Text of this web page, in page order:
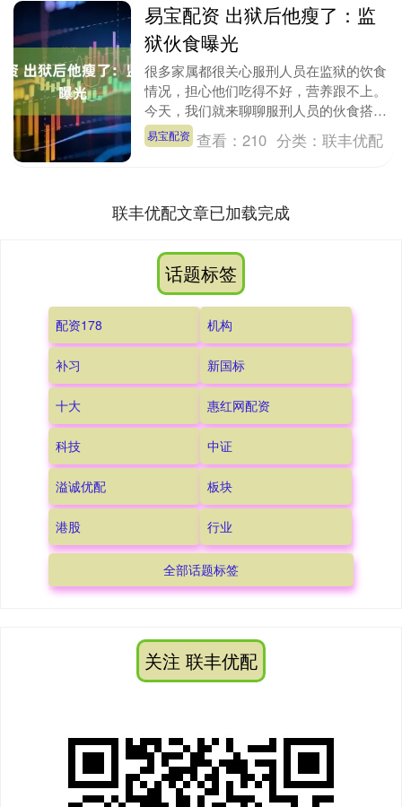
易宝配资 出狱后他瘦了：监
狱伙食曝光
很多家属都很关心服刑人员在监狱的饮食
情况，担心他们吃得不好，营养跟不上。
今天，我们就来聊聊服刑人员的伙食搭配
和吃肉问题。 平时监狱的伙食大多是一
荤一素的组合，偶....
易宝配资 查看：210 分类：联丰优配
联丰优配文章已加载完成
话题标签
配资178 机构
补习 新国标
十大 惠红网配资
科技 中证
溢诚优配 板块
港股 行业
全部话题标签
关注 联丰优配